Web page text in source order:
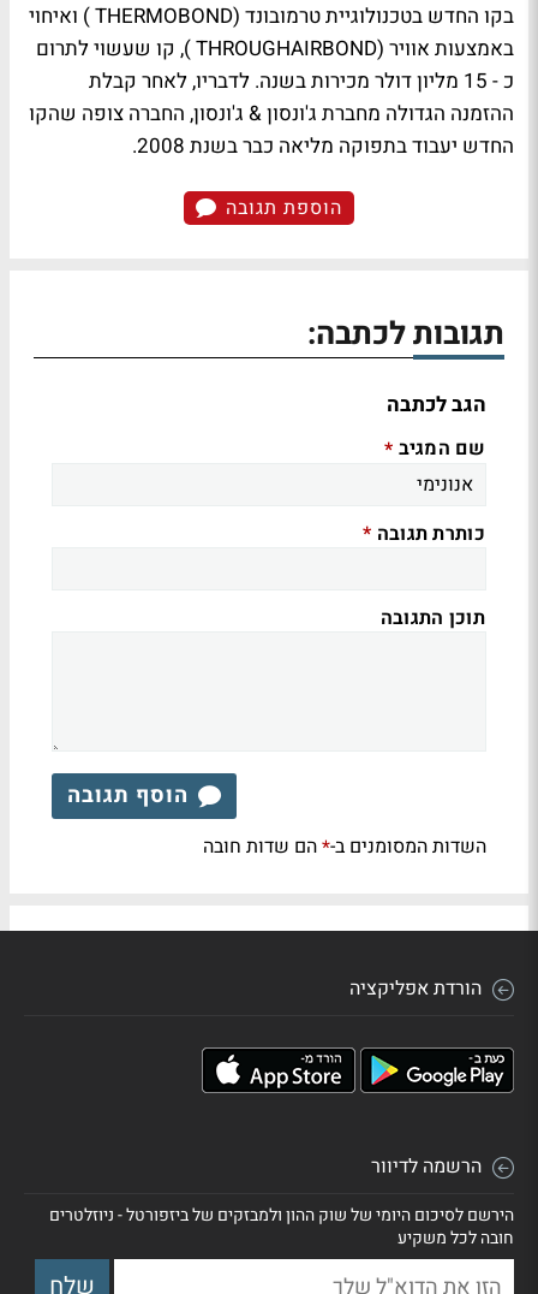
בקו החדש בטכנולוגיית טרמובונד (THERMOBOND‏ ) ואיחוי
באמצעות אוויר (THROUGHAIRBOND‏ ), קו שעשוי לתרום
כ - 15 מליון דולר מכירות בשנה. לדבריו, לאחר קבלת
ההזמנה הגדולה מחברת ג'ונסון & ג'ונסון, החברה צופה שהקו
החדש יעבוד בתפוקה מליאה כבר בשנת 2008.
הוספת תגובה
תגובות לכתבה:
הגב לכתבה
שם המגיב *
כותרת תגובה *
תוכן התגובה
הוסף תגובה
השדות המסומנים ב-*הם שדות חובה
הורדת אפליקציה
הרשמה לדיוור
הירשם לסיכום היומי של שוק ההון ולמבזקים של ביזפורטל - ניוזלטרים
חובה לכל משקיע